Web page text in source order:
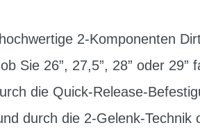
2-Komponenten
Sie 26”, 27,5”, 28” oder
die Quick-Release-
durch die 2-Gelenk-Technik